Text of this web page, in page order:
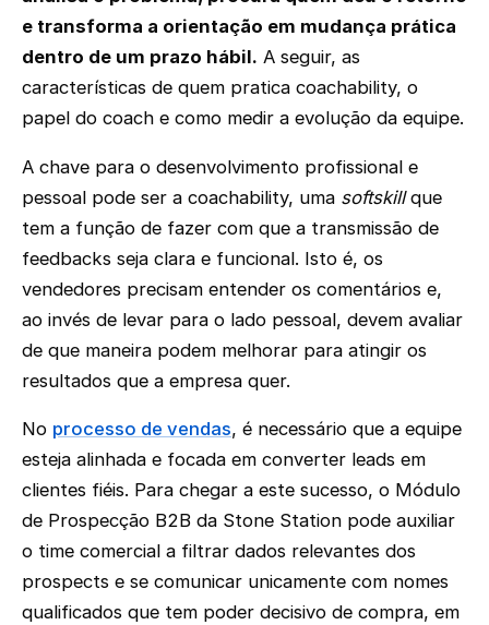
e transforma a orientação em mudança prática
dentro de um prazo hábil. A seguir, as
características de quem pratica coachability, o
papel do coach e como medir a evolução da equipe.
A chave para o desenvolvimento profissional e
pessoal pode ser a coachability, uma softskillque
tem a função de fazer com que a transmissão de
feedbacks seja clara e funcional. Isto é, os
vendedores precisam entender os comentários e,
ao invés de levar para o lado pessoal, devem avaliar
de que maneira podem melhorar para atingir os
resultados que a empresa quer.
No processo de vendas, é necessário que a equipe
esteja alinhada e focada em converter leads em
clientes fiéis. Para chegar a este sucesso, o Módulo
de Prospecção B2B da Stone Station pode auxiliar
o time comercial a filtrar dados relevantes dos
prospects e se comunicar unicamente com nomes
qualificados que tem poder decisivo de compra, em